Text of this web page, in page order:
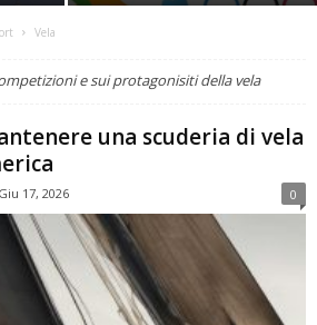
Vela
e sui protagonisiti della vela
una scuderia di vela
Giu 17, 2026 0